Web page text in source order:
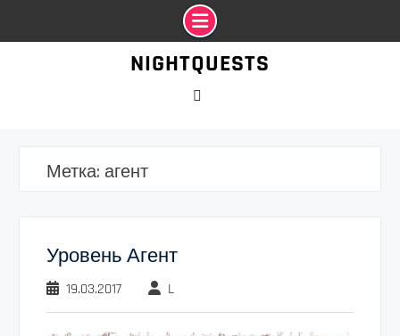
NIGHTQUESTS
Метка: агент
Уровень Агент
19.03.2017 L